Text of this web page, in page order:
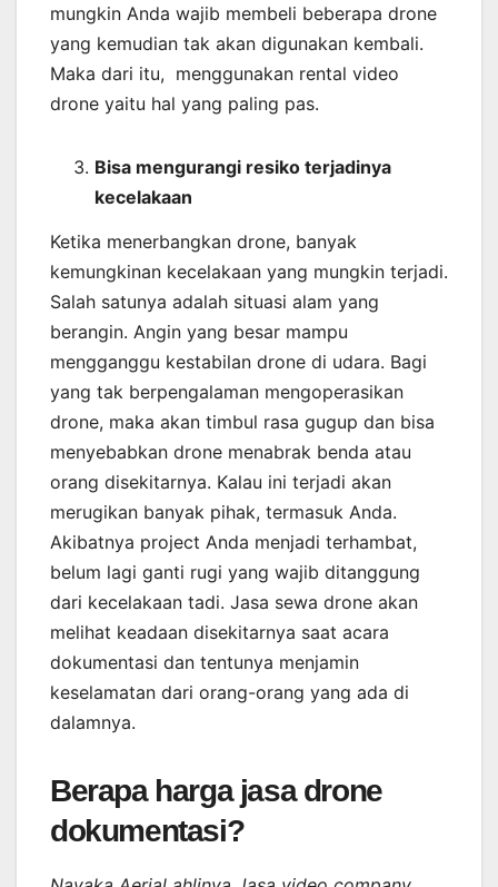
mungkin Anda wajib membeli beberapa drone
yang kemudian tak akan digunakan kembali.
Maka dari itu, menggunakan rental video
drone yaitu hal yang paling pas.
Bisa mengurangi resiko terjadinya
kecelakaan
Ketika menerbangkan drone, banyak
kemungkinan kecelakaan yang mungkin terjadi.
Salah satunya adalah situasi alam yang
berangin. Angin yang besar mampu
mengganggu kestabilan drone di udara. Bagi
yang tak berpengalaman mengoperasikan
drone, maka akan timbul rasa gugup dan bisa
menyebabkan drone menabrak benda atau
orang disekitarnya. Kalau ini terjadi akan
merugikan banyak pihak, termasuk Anda.
Akibatnya project Anda menjadi terhambat,
belum lagi ganti rugi yang wajib ditanggung
dari kecelakaan tadi. Jasa sewa drone akan
melihat keadaan disekitarnya saat acara
dokumentasi dan tentunya menjamin
keselamatan dari orang-orang yang ada di
dalamnya.
Berapa harga jasa drone
dokumentasi?